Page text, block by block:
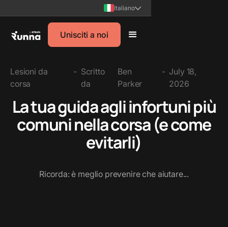
Italiano
Unisciti a noi
Lesioni da
corsa
- Scritto
da
Ben
Parker
- July 18,
2026
La tua guida agli infortuni più
comuni nella corsa (e come
evitarli)
Ricorda: è meglio prevenire che aiutare...